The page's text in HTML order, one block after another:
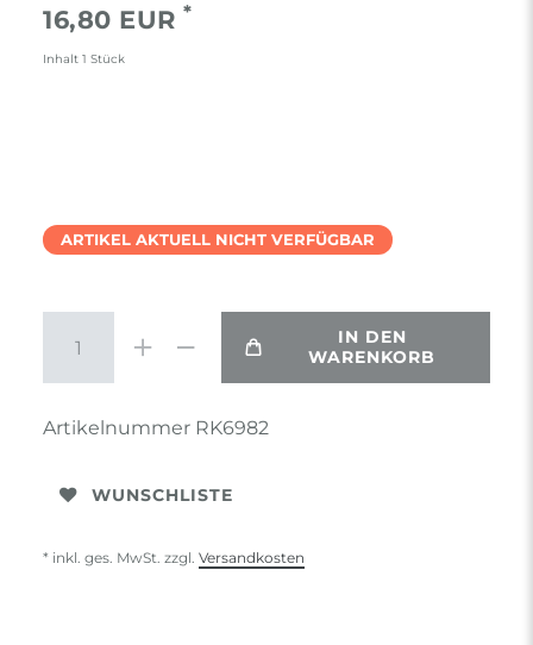
16,80 EUR *
Inhalt 1 Stück
ARTIKEL AKTUELL NICHT VERFÜGBAR
IN DEN
WARENKORB
Artikelnummer RK6982
WUNSCHLISTE
* inkl. ges. MwSt. zzgl. Versandkosten